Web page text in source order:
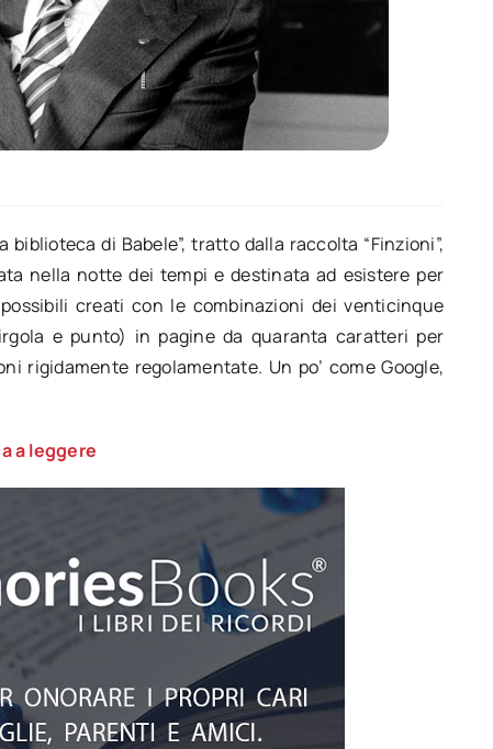
di Babele”, tratto dalla raccolta “Finzioni”,
nella notte dei tempi e destinata ad esistere per
creati con le combinazioni dei venticinque
e punto) in pagine da quaranta caratteri per
rigidamente regolamentate. Un po’ come Google,
a leggere